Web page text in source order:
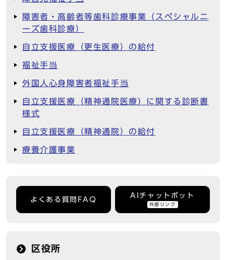
障害者・高齢者等歯科診療事業（スペシャルニ
ーズ歯科診療）
自立支援医療（更生医療）の給付
福祉手当
外国人心身障害者福祉手当
自立支援医療（精神通院医療）に関する診断書
様式
自立支援医療（精神通院）の給付
療養介護事業
よくある質問FAQ
AIチャットボット
外部リンク
区役所